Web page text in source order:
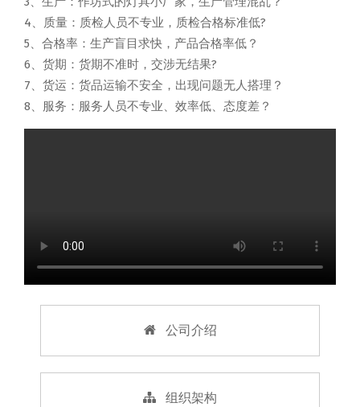
4、质量：质检人员不专业，质检合格标准低?
5、合格率：生产盲目求快，产品合格率低？
6、货期：货期不准时，交涉无结果?
7、货运：货品运输不安全，出现问题无人搭理？
8、服务：服务人员不专业、效率低、态度差？
公司介绍
组织架构